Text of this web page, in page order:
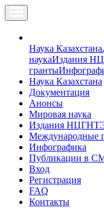
Наука Казахстана
наукаИздания
гранты
Наука Казахстана
Документация
Анонсы
Мировая наука
Издания
Международные
Инфографика
Публикации в
Вход
Регистрация
FAQ
Контакты